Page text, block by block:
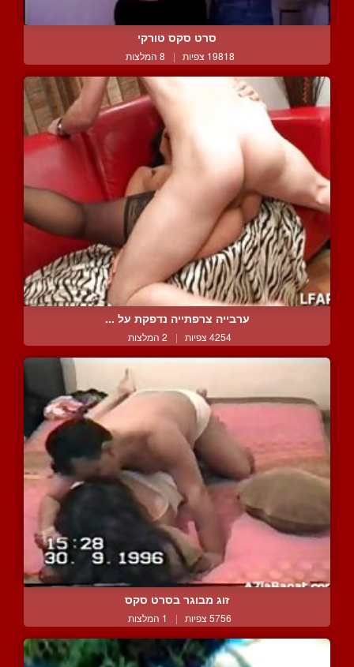
סרט סקס טורקי
19818 צפיות | 8 המלצות
ערבייה צרפתייה נדפקת על ...
4254 צפיות | 2 המלצות
זוג מבוגר בסרט סקס
5756 צפיות | 1 המלצות